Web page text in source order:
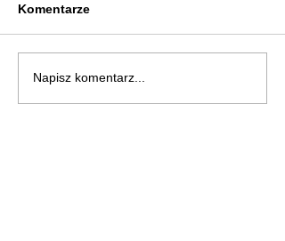
Komentarze
Napisz komentarz...